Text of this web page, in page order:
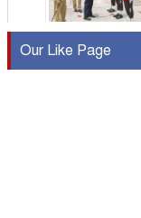
৫
Our Like Page